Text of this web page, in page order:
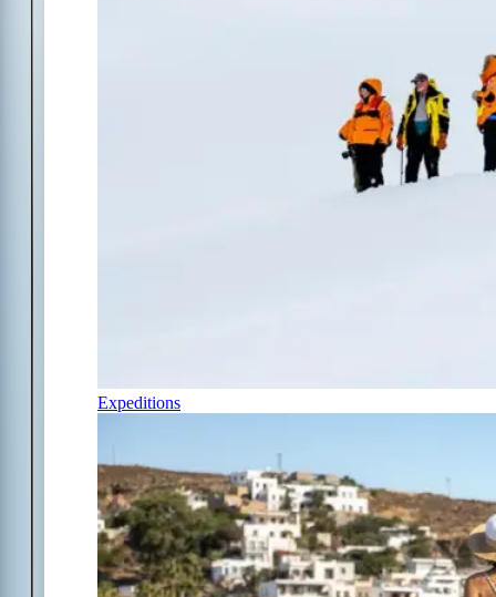
Expeditions